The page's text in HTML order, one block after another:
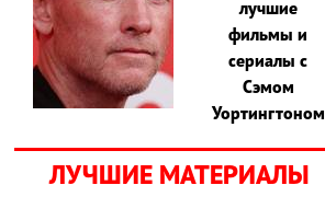
лучшие
фильмы и
сериалы с
Сэмом
Уортингтоном
ЛУЧШИЕ МАТЕРИАЛЫ